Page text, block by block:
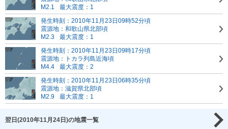
M2.1
最大震度：1
発生時刻：2010年11月23日09時52分頃
震源地：和歌山県北部頃
M2.3
最大震度：1
発生時刻：2010年11月23日09時17分頃
震源地：トカラ列島近海頃
M4.4
最大震度：2
発生時刻：2010年11月23日06時35分頃
震源地：滋賀県北部頃
M2.9
最大震度：1
翌日(2010年11月24日)の地震一覧